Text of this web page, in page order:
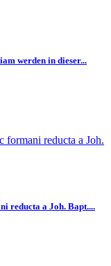
werden in dieser...
reducta a Joh. Bapt....